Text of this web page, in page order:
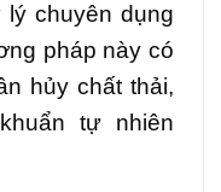
chuyên dụng
pháp này có
hủy chất thải,
tự nhiên